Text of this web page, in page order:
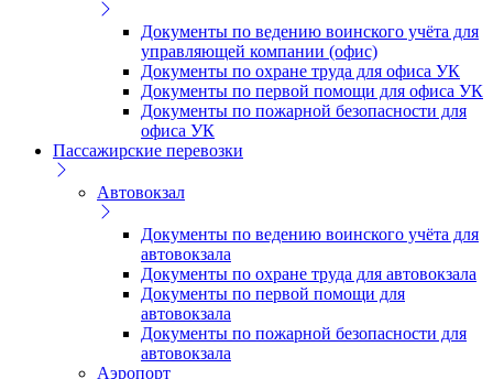
Документы по ведению воинского учёта для
управляющей компании (офис)
Документы по охране труда для офиса УК
Документы по первой помощи для офиса УК
Документы по пожарной безопасности для
офиса УК
Пассажирские перевозки
Автовокзал
Документы по ведению воинского учёта для
автовокзала
Документы по охране труда для автовокзала
Документы по первой помощи для
автовокзала
Документы по пожарной безопасности для
автовокзала
Аэропорт